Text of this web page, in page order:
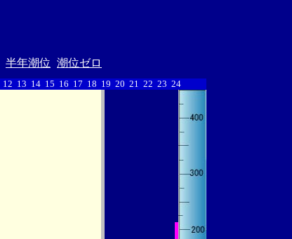
半年潮位 潮位ゼロ
12 13 14 15 16 17 18 19 20 21 22 23 24